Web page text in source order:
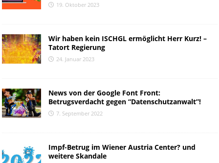
19. Oktober 2023
Wir haben kein ISCHGL ermöglicht Herr Kurz! –
Tatort Regierung
24. Januar 2023
News von der Google Font Front:
Betrugsverdacht gegen “Datenschutzanwalt”!
7. September 2022
Impf-Betrug im Wiener Austria Center? und
weitere Skandale